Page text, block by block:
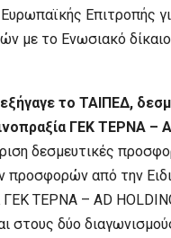
Επιτροπής
με το Ενωσιακό
το ΤΑΙΠΕΔ,
ΓΕΚ ΤΕΡΝΑ –
δεσμευτικές
από την
ΓΕΚ ΤΕΡΝΑ – AD
στους δύο